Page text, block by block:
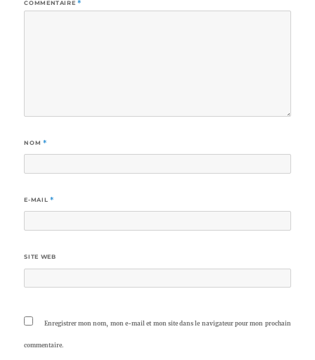
COMMENTAIRE *
NOM *
E-MAIL *
SITE WEB
Enregistrer mon nom, mon e-mail et mon site dans le navigateur pour mon prochain
commentaire.